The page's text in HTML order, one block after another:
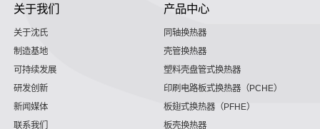
关于我们
关于沈氏
制造基地
可持续发展
研发创新
新闻媒体
联系我们
产品中心
同轴换热器
壳管换热器
塑料壳盘管式换热器
印刷电路板式换热器（PCHE）
板翅式换热器（PFHE）
板壳换热器